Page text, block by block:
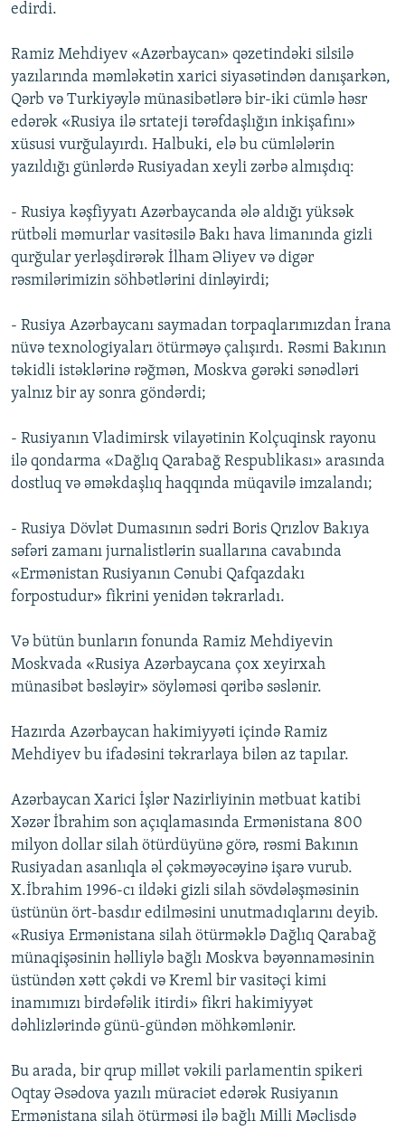
edirdi.
Ramiz Mehdiyev «Azərbaycan» qəzetindəki silsilə
yazılarında məmləkətin xarici siyasətindən danışarkən,
Qərb və Turkiyəylə münasibətlərə bir-iki cümlə həsr
edərək «Rusiya ilə srtateji tərəfdaşlığın inkişafını»
xüsusi vurğulayırdı. Halbuki, elə bu cümlələrin
yazıldığı günlərdə Rusiyadan xeyli zərbə almışdıq:
- Rusiya kəşfiyyatı Azərbaycanda ələ aldığı yüksək
rütbəli məmurlar vasitəsilə Bakı hava limanında gizli
qurğular yerləşdirərək İlham Əliyev və digər
rəsmilərimizin söhbətlərini dinləyirdi;
- Rusiya Azərbaycanı saymadan torpaqlarımızdan İrana
nüvə texnologiyaları ötürməyə çalışırdı. Rəsmi Bakının
təkidli istəklərinə rəğmən, Moskva gərəki sənədləri
yalnız bir ay sonra göndərdi;
- Rusiyanın Vladimirsk vilayətinin Kolçuqinsk rayonu
ilə qondarma «Dağlıq Qarabağ Respublikası» arasında
dostluq və əməkdaşlıq haqqında müqavilə imzalandı;
- Rusiya Dövlət Dumasının sədri Boris Qrızlov Bakıya
səfəri zamanı jurnalistlərin suallarına cavabında
«Ermənistan Rusiyanın Cənubi Qafqazdakı
forpostudur» fikrini yenidən təkrarladı.
Və bütün bunların fonunda Ramiz Mehdiyevin
Moskvada «Rusiya Azərbaycana çox xeyirxah
münasibət bəsləyir» söyləməsi qəribə səslənir.
Hazırda Azərbaycan hakimiyyəti içində Ramiz
Mehdiyev bu ifadəsini təkrarlaya bilən az tapılar.
Azərbaycan Xarici İşlər Nazirliyinin mətbuat katibi
Xəzər İbrahim son açıqlamasında Ermənistana 800
milyon dollar silah ötürdüyünə görə, rəsmi Bakının
Rusiyadan asanlıqla əl çəkməyəcəyinə işarə vurub.
X.İbrahim 1996-cı ildəki gizli silah sövdələşməsinin
üstünün ört-basdır edilməsini unutmadıqlarını deyib.
«Rusiya Ermənistana silah ötürməklə Dağlıq Qarabağ
münaqişəsinin həlliylə bağlı Moskva bəyənnaməsinin
üstündən xətt çəkdi və Kreml bir vasitəçi kimi
inamımızı birdəfəlik itirdi» fikri hakimiyyət
dəhlizlərində günü-gündən möhkəmlənir.
Bu arada, bir qrup millət vəkili parlamentin spikeri
Oqtay Əsədova yazılı müraciət edərək Rusiyanın
Ermənistana silah ötürməsi ilə bağlı Milli Məclisdə